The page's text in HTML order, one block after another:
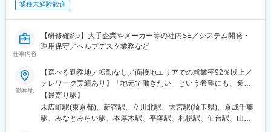
業種未経験歓迎
仕事内容
【研修確約♪】大手企業やメーカー等の社内SE／システム開発・
運用保守／ヘルプデスク業務など
勤務地
【選べる勤務地／転勤なし／面接地エリアでの就業率92％以上／
テレワーク実績あり】「地元で働きたい」という希望にも、業界
トップクラスの取引事業所数約7,000件&プロジェクト数80,000件
の中から検討します。⇒勤務地は北海道・東北・北陸・関東・東
海・関西・中国・四国・九州の各都道府県のプロジェクト先※U・I
【最寄り駅】
末広町駅(東京都)、新宿駅、立川北駅、大宮駅(埼玉県)、京成千葉
駅、みなとみらい駅、本厚木駅、平塚駅、札幌駅、仙台駅、山形